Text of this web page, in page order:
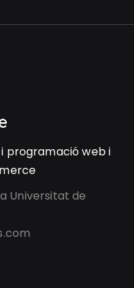
programació web i
Universitat de